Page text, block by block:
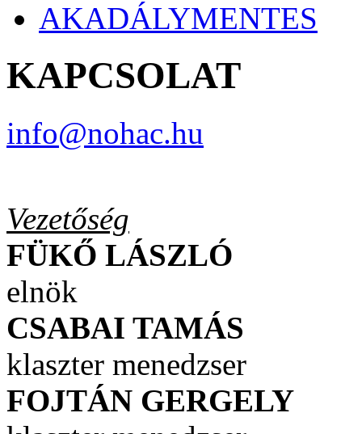
AKADÁLYMENTES
KAPCSOLAT
info@nohac.hu
Vezetőség
FÜKŐ LÁSZLÓ
elnök
CSABAI TAMÁS
klaszter menedzser
FOJTÁN GERGELY